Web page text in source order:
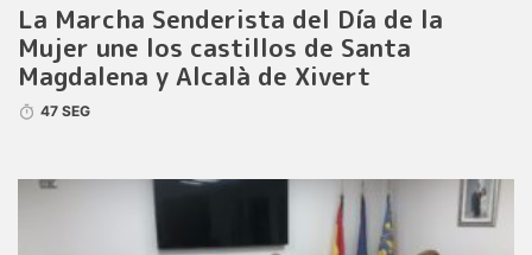
La Marcha Senderista del Día de la
Mujer une los castillos de Santa
Magdalena y Alcalà de Xivert
47 SEG